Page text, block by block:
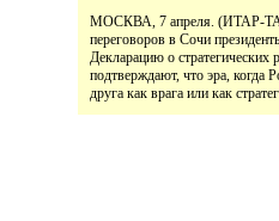
МОСКВА, 7 апреля. (ИТАР-
переговоров в Сочи
Декларацию о
подтверждают, что эра, когда
друга как врага или как